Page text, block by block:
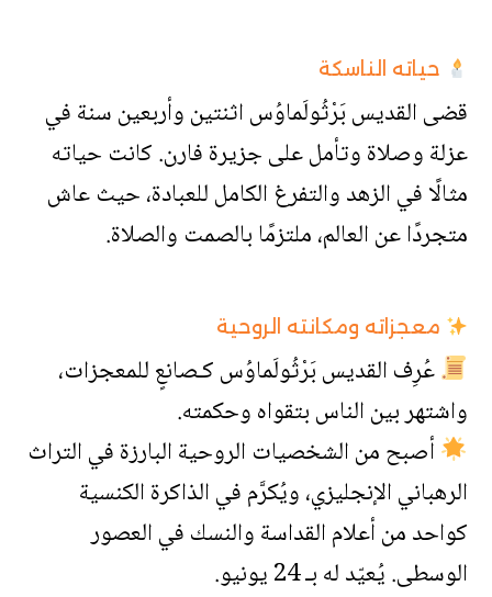
حياته الناسكة
قضى القديس بَرْثُولَماوُس اثنتين وأربعين سنة في
عزلة وصلاة وتأمل على جزيرة فارن. كانت حياته
مثالًا في الزهد والتفرغ الكامل للعبادة، حيث عاش
متجردًا عن العالم، ملتزمًا بالصمت والصلاة.
معجزاته ومكانته الروحية
عُرِف القديس بَرْثُولَماوُس كـصانعٍ للمعجزات،
واشتهر بين الناس بتقواه وحكمته.
أصبح من الشخصيات الروحية البارزة في التراث
الرهباني الإنجليزي، ويُكرَّم في الذاكرة الكنسية
كواحد من أعلام القداسة والنسك في العصور
الوسطى. يُعيّد له بـ 24 يونيو.